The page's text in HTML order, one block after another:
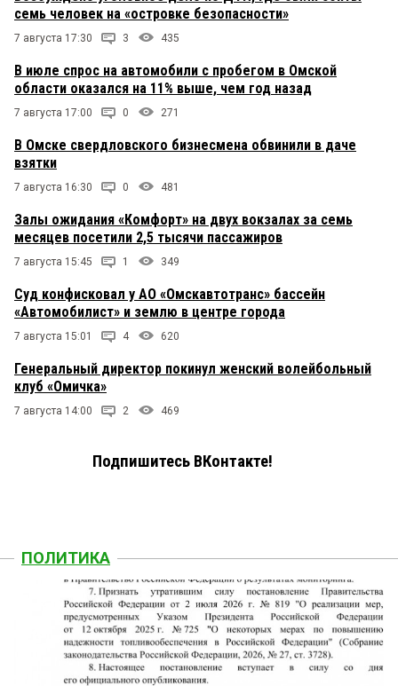
семь человек на «островке безопасности»
7 августа 17:30 3 435
В июле спрос на автомобили с пробегом в Омской
области оказался на 11% выше, чем год назад
7 августа 17:00 0 271
В Омске свердловского бизнесмена обвинили в даче
взятки
7 августа 16:30 0 481
Залы ожидания «Комфорт» на двух вокзалах за семь
месяцев посетили 2,5 тысячи пассажиров
7 августа 15:45 1 349
Суд конфисковал у АО «Омскавтотранс» бассейн
«Автомобилист» и землю в центре города
7 августа 15:01 4 620
Генеральный директор покинул женский волейбольный
клуб «Омичка»
7 августа 14:00 2 469
Подпишитесь ВКонтакте!
ПОЛИТИКА